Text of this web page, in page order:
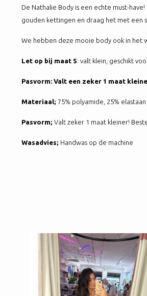
De Nathalie Body is een echte must-
gouden kettingen en draag het met een
We hebben deze mooie body ook in het
Let op bij maat S: valt klein, geschikt
Pasvorm: Valt een zeker 1 maat
Materiaal; 75% polyamide, 25% elastaan
Pasvorm; Valt zeker 1 maat kleiner!
Wasadvies; Handwas op de machine